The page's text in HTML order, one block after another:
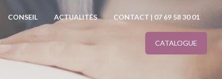
CONSEIL ACTUALITÉS CONTACT | 07 69 58 30 01
CATALOGUE